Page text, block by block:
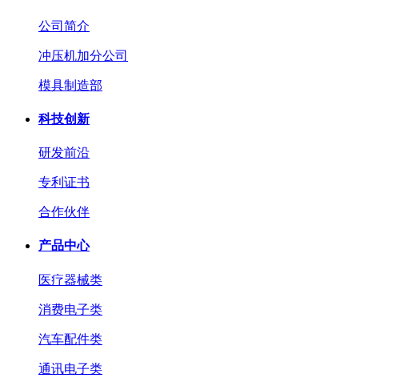
公司简介
冲压机加分公司
模具制造部
科技创新
研发前沿
专利证书
合作伙伴
产品中心
医疗器械类
消费电子类
汽车配件类
通讯电子类